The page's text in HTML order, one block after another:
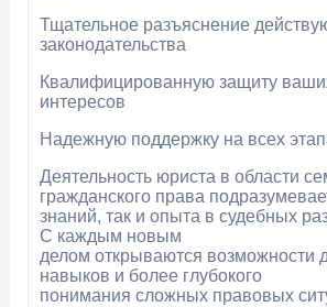
Тщательное разъяснение
законодательства
Квалифицированную защиту
интересов
Надежную поддержку на всех
Деятельность юриста в области
гражданского права
знаний, так и опыта в судебных
С каждым новым
делом открываются возможности
навыков и более глубокого
понимания сложных правовых